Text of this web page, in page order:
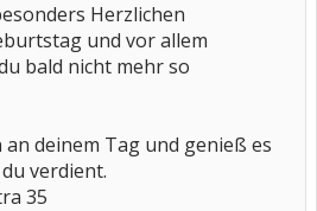
Herzlichen
und vor allem
bald nicht mehr so
deinem Tag und genieß es
verdient.
35